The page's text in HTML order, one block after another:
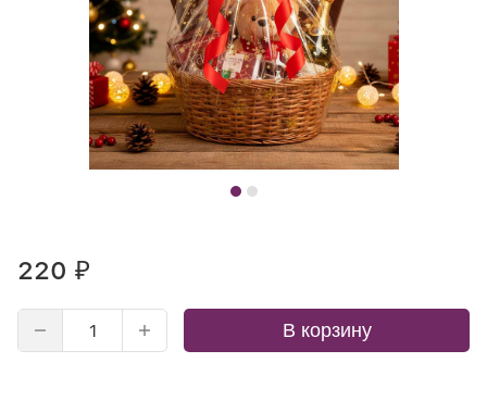
220 ₽
В корзину